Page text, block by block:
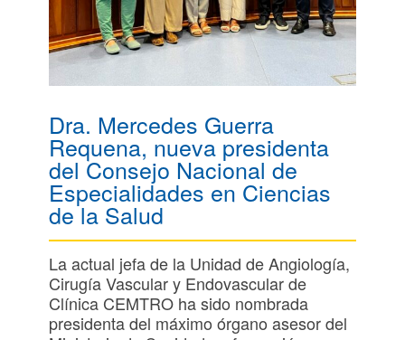
Dra. Mercedes Guerra
Requena, nueva presidenta
del Consejo Nacional de
Especialidades en Ciencias
de la Salud
La actual jefa de la Unidad de Angiología,
Cirugía Vascular y Endovascular de
Clínica CEMTRO ha sido nombrada
presidenta del máximo órgano asesor del